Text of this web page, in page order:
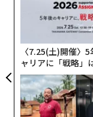
〈7.25(土)開催〉
ャリアに「戦略」
トップエグゼクテ
リアに触れる1日
UMMIT 2026